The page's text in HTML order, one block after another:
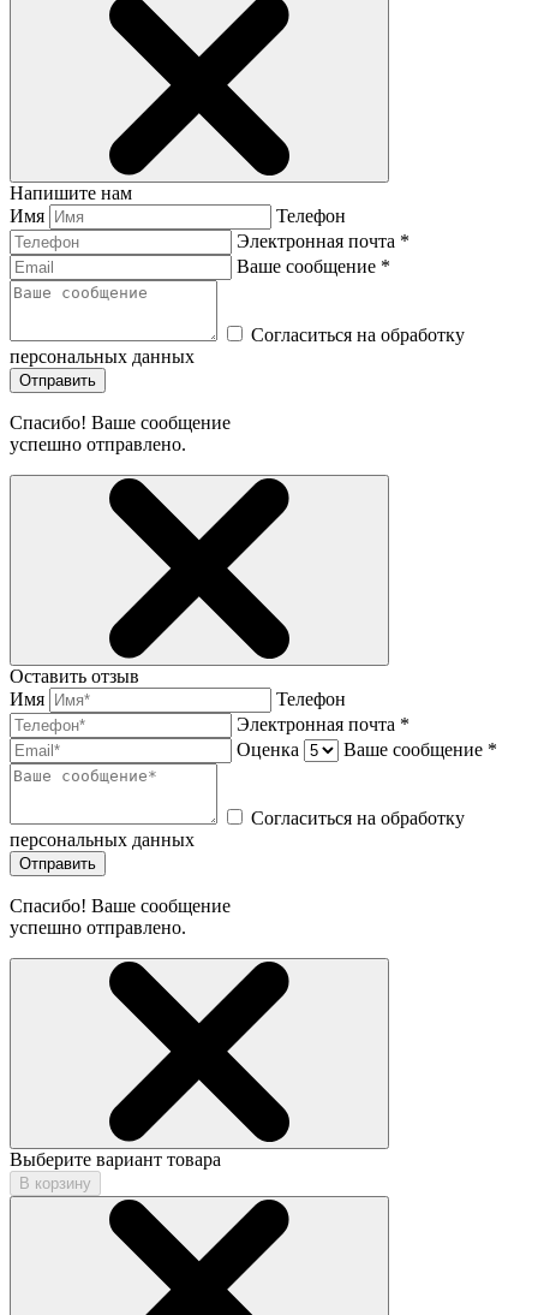
Напишите нам
Имя
Телефон
Электронная почта *
Ваше сообщение *
Согласиться на обработку
персональных данных
Отправить
Спасибо! Ваше сообщение
успешно отправлено.
Оставить отзыв
Имя
Телефон
Электронная почта *
Оценка
Ваше сообщение *
Согласиться на обработку
персональных данных
Отправить
Спасибо! Ваше сообщение
успешно отправлено.
Выберите вариант товара
В корзину